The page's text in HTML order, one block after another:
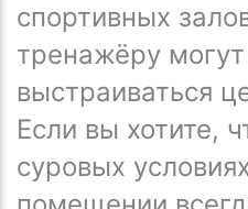
спортивных
тренажёру
выстраиваться
Если вы хотите,
суровых